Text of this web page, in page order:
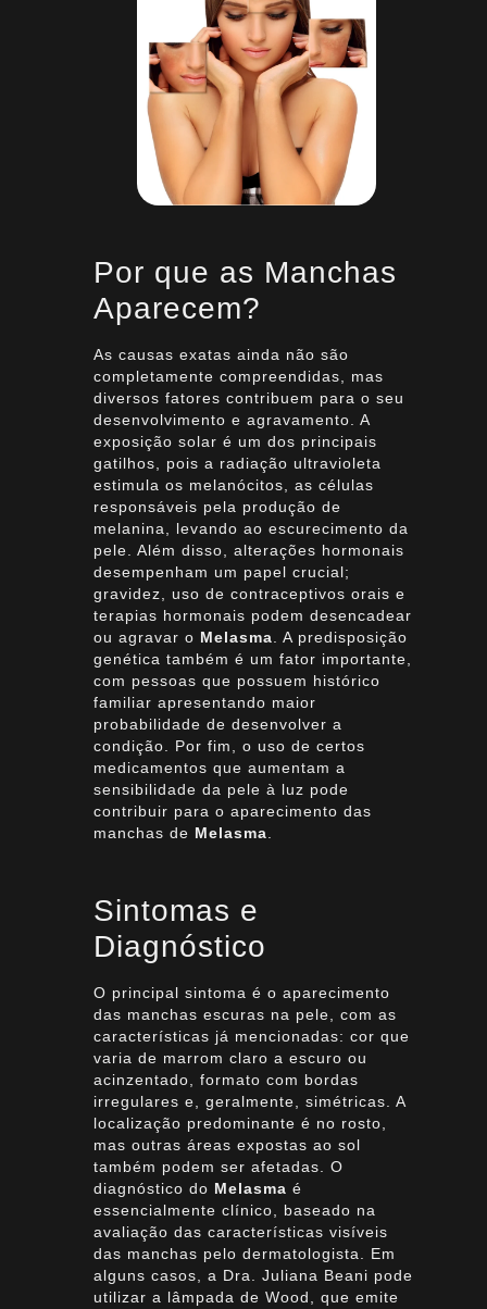
Por que as Manchas
Aparecem?
As causas exatas ainda não são
completamente compreendidas, mas
diversos fatores contribuem para o seu
desenvolvimento e agravamento. A
exposição solar é um dos principais
gatilhos, pois a radiação ultravioleta
estimula os melanócitos, as células
responsáveis pela produção de
melanina, levando ao escurecimento da
pele. Além disso, alterações hormonais
desempenham um papel crucial;
gravidez, uso de contraceptivos orais e
terapias hormonais podem desencadear
ou agravar o Melasma . A predisposição
genética também é um fator importante,
com pessoas que possuem histórico
familiar apresentando maior
probabilidade de desenvolver a
condição. Por fim, o uso de certos
medicamentos que aumentam a
sensibilidade da pele à luz pode
contribuir para o aparecimento das
manchas de Melasma
Sintomas e
Diagnóstico
O principal sintoma é o aparecimento
das manchas escuras na pele, com as
características já mencionadas: cor que
varia de marrom claro a escuro ou
acinzentado, formato com bordas
irregulares e, geralmente, simétricas. A
localização predominante é no rosto,
mas outras áreas expostas ao sol
também podem ser afetadas. O
diagnóstico do Melasma é
essencialmente clínico, baseado na
avaliação das características visíveis
das manchas pelo dermatologista. Em
alguns casos, a Dra. Juliana Beani pode
utilizar a lâmpada de Wood, que emite